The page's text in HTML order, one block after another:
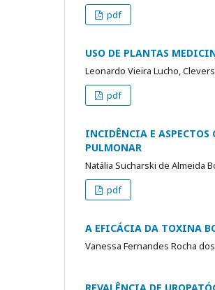
pdf
USO DE PLANTAS
Leonardo Vieira Lucho,
pdf
INCIDÊNCIA E ASPECTOS
PULMONAR
Natália Sucharski de Almeida
pdf
A EFICÁCIA DA TOXINA
Vanessa Fernandes Rocha